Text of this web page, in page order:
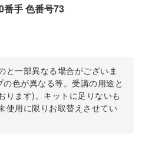
手 色番号73
と一部異なる場合がございま
色が異なる等。受講の用途と
ります)。キットに足りないも
使用に限りお取替えさせてい